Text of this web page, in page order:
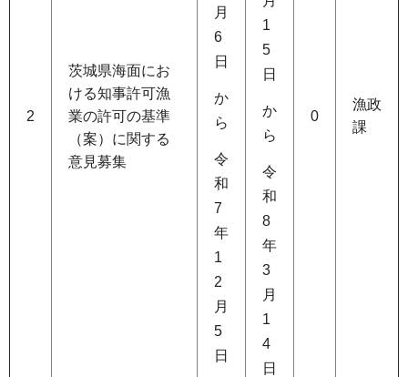
2
茨城県海面にお
ける知事許可漁
業の許可の基準
（案）に関する
意見募集
月
6
日
か
ら
令
和
7
年
1
2
月
5
日
1
5
日
か
ら
令
和
8
年
3
月
1
4
日
0
漁政
課